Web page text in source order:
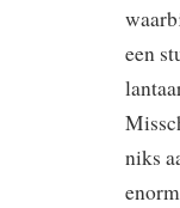
een
niks